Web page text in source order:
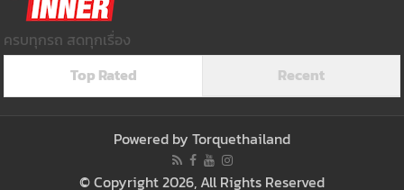
ครบทุกรถ สดทุกเรื่อง
Top Rated
Recent
Powered by Torquethailand
© Copyright 2026, All Rights Reserved